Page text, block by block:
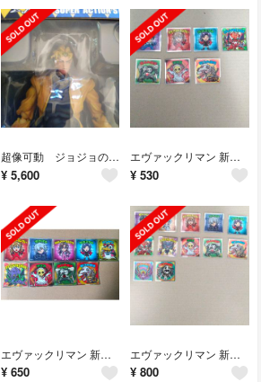
超像可動 ジョジョの奇妙な冒険 第三部 DIO
¥ 5,600
エヴァックリマン 新劇場版:序&:破 7枚 まとめ売り
¥ 530
エヴァックリマン 新劇場版:序&:破 9枚 まとめ売り
¥ 650
エヴァックリマン 新劇場版:序&:破 12枚 まとめ売り
¥ 800